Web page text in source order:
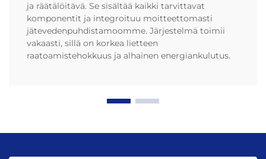
ja räätälöitävä. Se sisältää kaikki tarvittavat
komponentit ja integroituu moitteettomasti
jätevedenpuhdistamoomme. Järjestelmä toimii
vakaasti, sillä on korkea lietteen
raatoamistehokkuus ja alhainen energiankulutus.